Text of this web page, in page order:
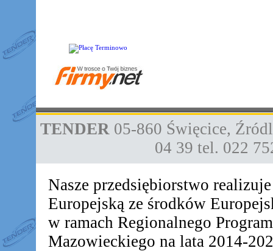
TENDER 05-860 Święcice,
04 39 tel. 022
Nasze przedsiębiorstwo
Europejską ze środków
w ramach Regionalnego
Mazowieckiego na lata 2014-